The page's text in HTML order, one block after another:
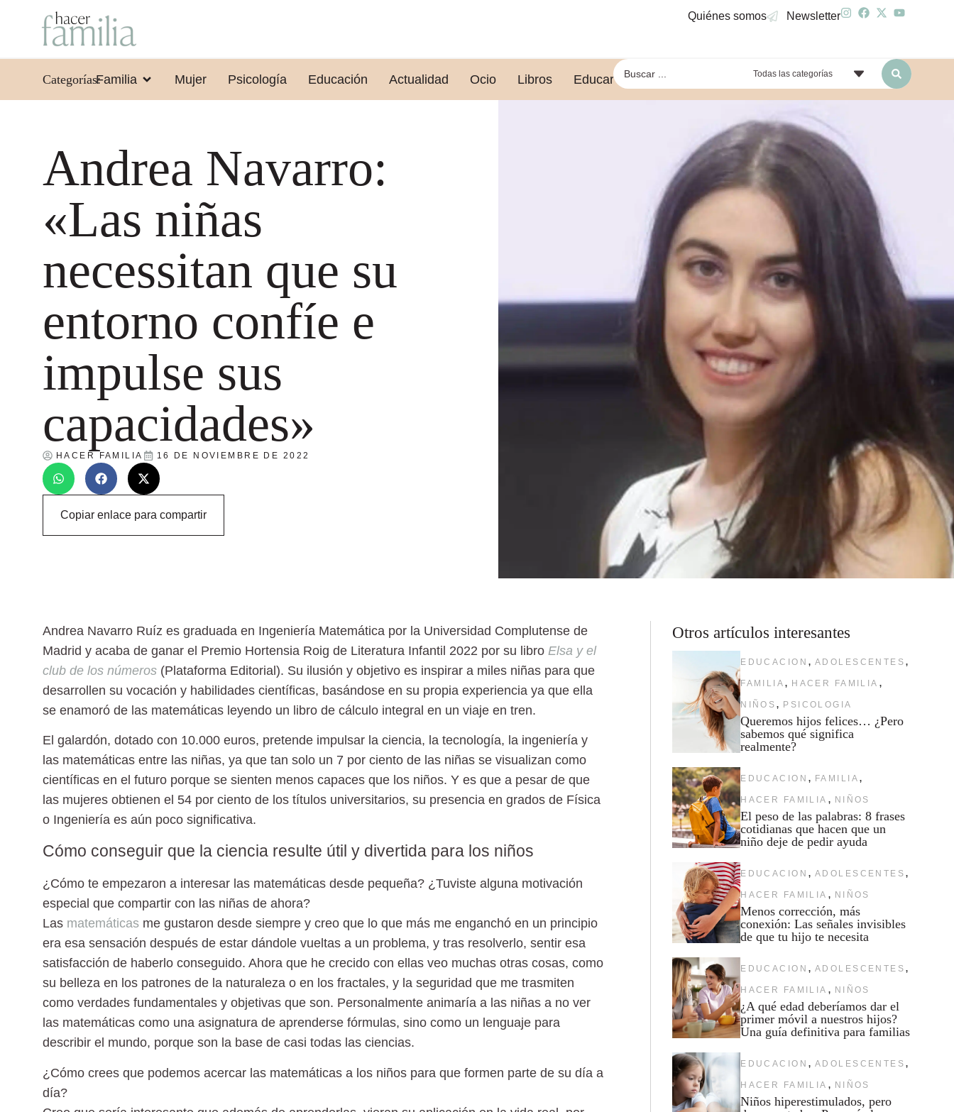
Quiénes somos Newsletter
Categorías:Familia Mujer Psicología Educación Actualidad Ocio Libros Educar leyendo Todas las categorías
Andrea Navarro:
«Las niñas
necessitan que su
entorno confíe e
impulse sus
capacidades»
HACER FAMILIA 16 DE NOVIEMBRE DE 2022
Copiar enlace para compartir
Andrea Navarro Ruíz es graduada en Ingeniería Matemática por la Universidad Complutense de
Madrid y acaba de ganar el Premio Hortensia Roig de Literatura Infantil 2022 por su libro Elsa y el
club de los números (Plataforma Editorial). Su ilusión y objetivo es inspirar a miles niñas para que
desarrollen su vocación y habilidades científicas, basándose en su propia experiencia ya que ella
se enamoró de las matemáticas leyendo un libro de cálculo integral en un viaje en tren.
El galardón, dotado con 10.000 euros, pretende impulsar la ciencia, la tecnología, la ingeniería y
las matemáticas entre las niñas, ya que tan solo un 7 por ciento de las niñas se visualizan como
científicas en el futuro porque se sienten menos capaces que los niños. Y es que a pesar de que
las mujeres obtienen el 54 por ciento de los títulos universitarios, su presencia en grados de Física
o Ingeniería es aún poco significativa.
Cómo conseguir que la ciencia resulte útil y divertida para los niños
¿Cómo te empezaron a interesar las matemáticas desde pequeña? ¿Tuviste alguna motivación
especial que compartir con las niñas de ahora?
Las matemáticas me gustaron desde siempre y creo que lo que más me enganchó en un principio
era esa sensación después de estar dándole vueltas a un problema, y tras resolverlo, sentir esa
satisfacción de haberlo conseguido. Ahora que he crecido con ellas veo muchas otras cosas, como
su belleza en los patrones de la naturaleza o en los fractales, y la seguridad que me trasmiten
como verdades fundamentales y objetivas que son. Personalmente animaría a las niñas a no ver
las matemáticas como una asignatura de aprenderse fórmulas, sino como un lenguaje para
describir el mundo, porque son la base de casi todas las ciencias.
¿Cómo crees que podemos acercar las matemáticas a los niños para que formen parte de su día a
día?
Otros artículos interesantes
EDUCACION , ADOLESCENTES ,
FAMILIA , HACER FAMILIA ,
NIÑOS , PSICOLOGIA
Queremos hijos felices… ¿Pero
sabemos qué significa
realmente?
EDUCACION , FAMILIA ,
HACER FAMILIA , NIÑOS
El peso de las palabras: 8 frases
cotidianas que hacen que un
niño deje de pedir ayuda
EDUCACION , ADOLESCENTES ,
HACER FAMILIA , NIÑOS
Menos corrección, más
conexión: Las señales invisibles
de que tu hijo te necesita
EDUCACION , ADOLESCENTES ,
HACER FAMILIA , NIÑOS
¿A qué edad deberíamos dar el
primer móvil a nuestros hijos?
Una guía definitiva para familias
EDUCACION , ADOLESCENTES ,
HACER FAMILIA , NIÑOS
Niños hiperestimulados, pero